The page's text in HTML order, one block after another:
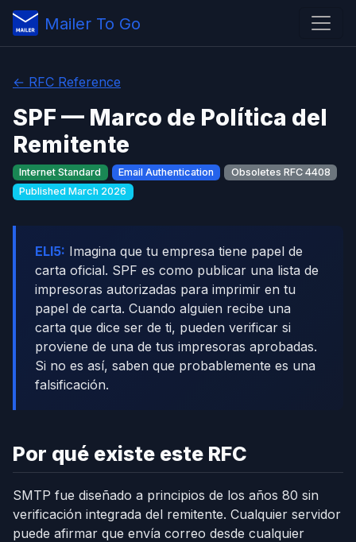
Mailer To Go
← RFC Reference
SPF — Marco de Política del
Remitente
Internet Standard Email Authentication
Obsoletes RFC 4408
Published March 2026
ELI5: Imagina que tu empresa tiene papel de
carta oficial. SPF es como publicar una lista de
impresoras autorizadas para imprimir en tu
papel de carta. Cuando alguien recibe una
carta que dice ser de ti, pueden verificar si
proviene de una de tus impresoras aprobadas.
Si no es así, saben que probablemente es una
falsificación.
Por qué existe este RFC
SMTP fue diseñado a principios de los años 80 sin
verificación integrada del remitente. Cualquier servidor
puede afirmar que envía correo desde cualquier